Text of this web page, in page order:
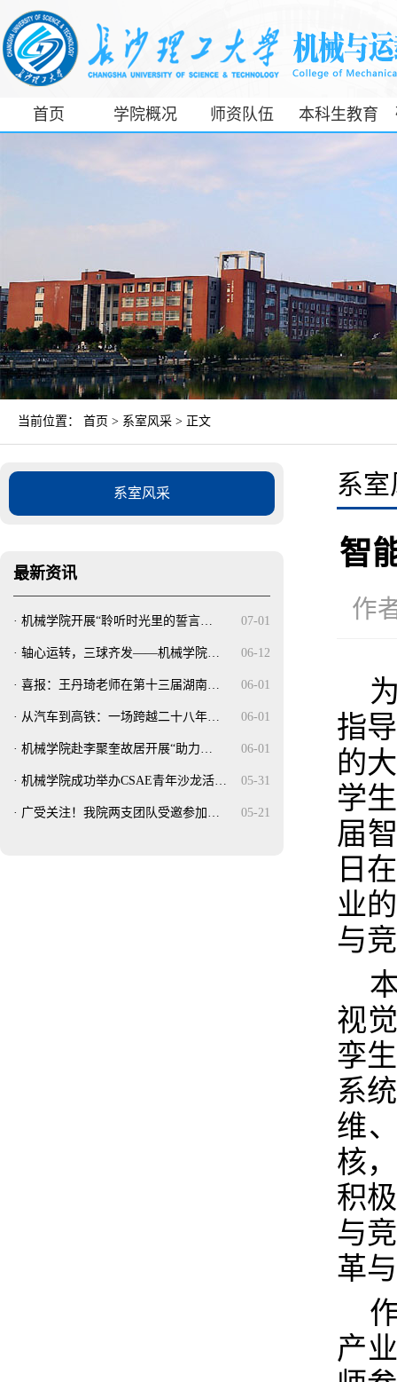
首页 学院概况 师资队伍 本科生教育
工信部专精特
当前位置： 首页 > 系室风采 > 正文
系室风采
最新资讯
07-01
· 机械学院开展“聆听时光里的誓言…
06-12
· 轴心运转，三球齐发——机械学院…
06-01
· 喜报：王丹琦老师在第十三届湖南…
06-01
· 从汽车到高铁：一场跨越二十八年…
06-01
· 机械学院赴李聚奎故居开展“助力…
05-31
· 机械学院成功举办CSAE青年沙龙活…
05-21
· 广受关注！我院两支团队受邀参加…
系
智
作
指
的
学
届
日
业
与
视
孪
系
维
核
积
与
革
产